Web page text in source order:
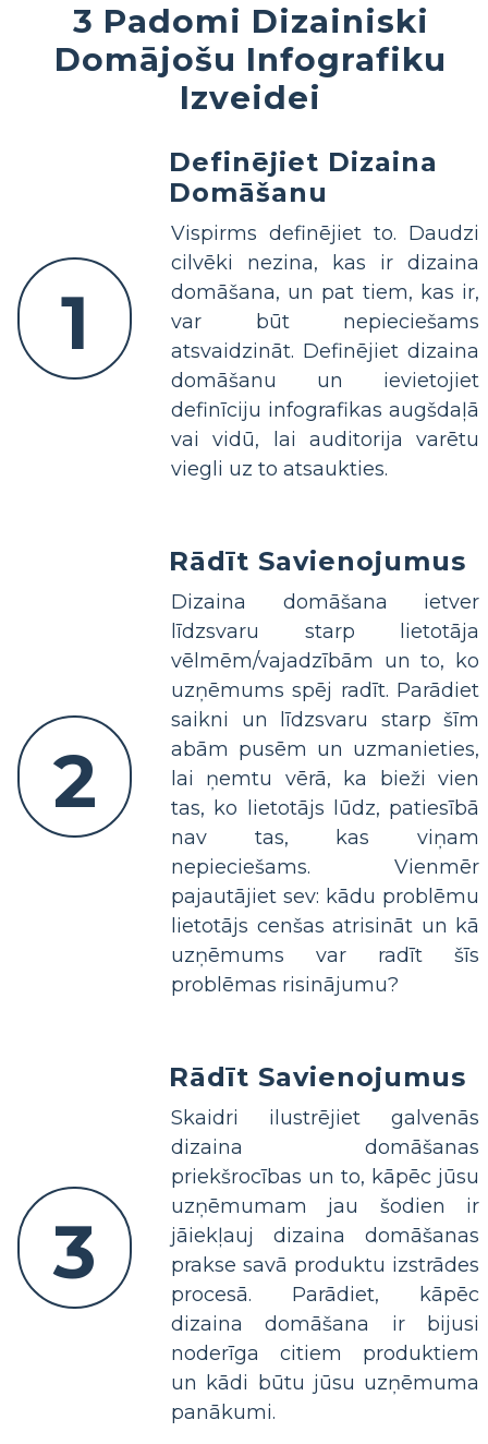
3 Padomi Dizainiski
Domājošu Infografiku
Izveidei
1
Definējiet Dizaina
Domāšanu
Vispirms definējiet to. Daudzi
cilvēki nezina, kas ir dizaina
domāšana, un pat tiem, kas ir,
var būt nepieciešams
atsvaidzināt. Definējiet dizaina
domāšanu un ievietojiet
definīciju infografikas augšdaļā
vai vidū, lai auditorija varētu
viegli uz to atsaukties.
2
Rādīt Savienojumus
Dizaina domāšana ietver
līdzsvaru starp lietotāja
vēlmēm/vajadzībām un to, ko
uzņēmums spēj radīt. Parādiet
saikni un līdzsvaru starp šīm
abām pusēm un uzmanieties,
lai ņemtu vērā, ka bieži vien
tas, ko lietotājs lūdz, patiesībā
nav tas, kas viņam
nepieciešams. Vienmēr
pajautājiet sev: kādu problēmu
lietotājs cenšas atrisināt un kā
uzņēmums var radīt šīs
problēmas risinājumu?
3
Rādīt Savienojumus
Skaidri ilustrējiet galvenās
dizaina domāšanas
priekšrocības un to, kāpēc jūsu
uzņēmumam jau šodien ir
jāiekļauj dizaina domāšanas
prakse savā produktu izstrādes
procesā. Parādiet, kāpēc
dizaina domāšana ir bijusi
noderīga citiem produktiem
un kādi būtu jūsu uzņēmuma
panākumi.